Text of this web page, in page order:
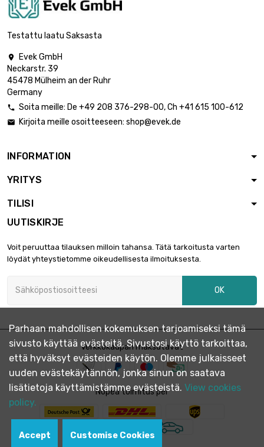
pituus : 0.75 Meter
halkaisija : 30mm
pituus : 1 Meter
pituus : 0.5 Meter
halkaisija : 34mm
3 474,34 € 
pituus : 0.4 Meter
pituus : 0.5 Meter
halkaisija : 35mm
2 454,53 € 
halkaisija : 35mm
3 681,79 €
Testattu laatu Saksasta

Evek GmbH
Neckarstr. 39
45478 Mülheim an der Ruhr
Germany
 Soita meille: De +49 208 376-298-00, Ch +41 615 100-612
 Kirjoita meille osoitteeseen: shop@evek.de
INFORMATION
YRITYS
TILISI
UUTISKIRJE
Voit peruuttaa tilauksen milloin tahansa. Tätä tarkoitusta varten
löydät yhteystietomme oikeudellisesta ilmoituksesta.
OK
Verkkokaupan maksutavat
Nopea toimitus per
Parhaan mahdollisen kokemuksen tarjoamiseksi tämä
sivusto käyttää evästeitä. Sivustosi käyttö tarkoittaa,
että hyväksyt evästeiden käytön. Olemme julkaisseet
uuden evästekäytännön, jonka sinun on saatava
lisätietoja käyttämistämme evästeistä. View cookies
policy.
Accept Customise Cookies